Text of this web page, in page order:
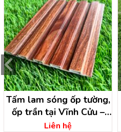
Tấm lam sóng ốp tường,
ốp trần tại Vĩnh Cửu –
Đồng Nai
Liên hệ